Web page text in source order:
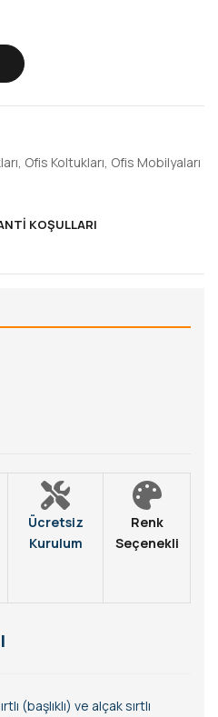
, Ofis Koltukları, Ofis Mobilyaları
KOŞULLARI
Ücretsiz
Kurulum
Renk
Seçenekli
(başlıklı) ve alçak sırtlı